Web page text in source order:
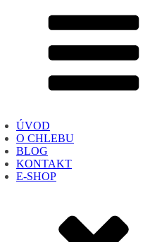
ÚVOD
O CHLEBU
BLOG
KONTAKT
E-SHOP